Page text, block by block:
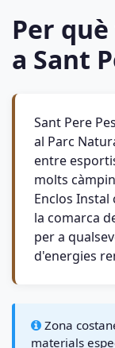
Per
a Sant
Sant Pere
al Parc
entre
molts
Enclos Instal
la comarca
per a
d'energies
Zona
materials